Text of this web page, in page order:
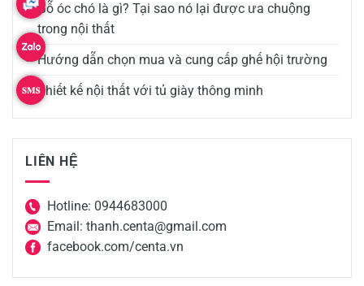
Gỗ óc chó là gì? Tại sao nó lại được ưa chuộng
trong nội thất
Hướng dẫn chọn mua và cung cấp ghế hội trường
Thiết kế nội thất với tủ giày thông minh
LIÊN HỆ
Hotline: 0944683000
Email: thanh.centa@gmail.com
facebook.com/centa.vn